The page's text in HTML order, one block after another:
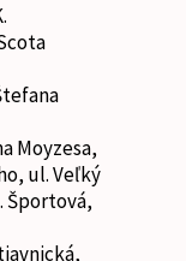
Moyzesa,
ul. Veľký
Športová,